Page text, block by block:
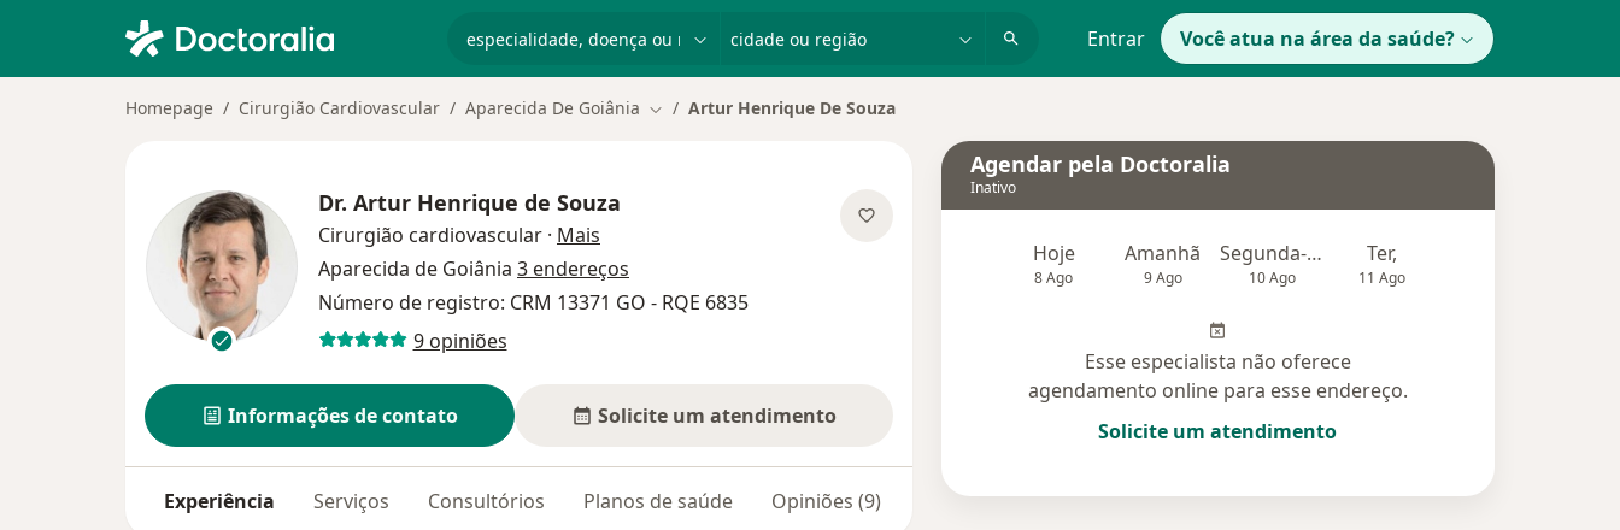
Entrar Você atua na área da saúde?
Homepage Cirurgião Cardiovascular Aparecida De Goiânia Mudar de cidade
Artur Henrique De Souza
Dr. Artur Henrique de Souza
Cirurgião cardiovascular · Mais
Aparecida de Goiânia 3 endereços
Número de registro: CRM 13371 GO - RQE 6835
9 opiniões
Informações de contato Solicite um atendimento
Experiência Serviços Consultórios Planos de saúde Opiniões (9)
Agendar pela Doctoralia
Inativo
Hoje
8 Ago
Amanhã
9 Ago
Segunda-feira
10 Ago
Ter,
11 Ago
Esse especialista não oferece
agendamento online para esse endereço.
Solicite um atendimento